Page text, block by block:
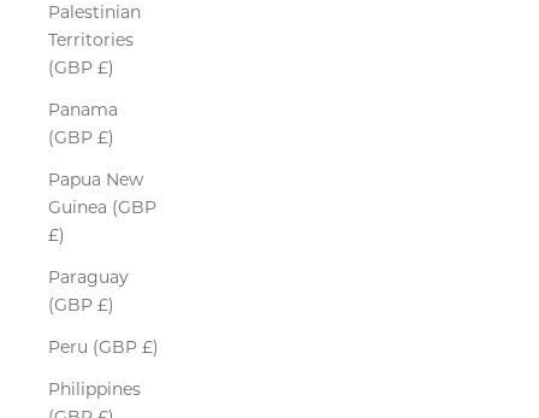
Palestinian
Territories
(GBP £)
Panama
(GBP £)
Papua New
Guinea (GBP
£)
Paraguay
(GBP £)
Peru (GBP £)
Philippines